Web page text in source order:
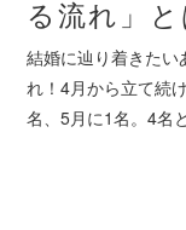
る流れ」と
結婚に辿り着きたい
れ！4月から立て続
名、5月に1名。4名